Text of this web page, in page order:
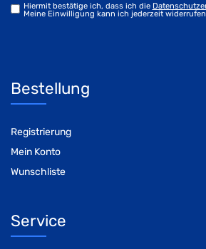
Hiermit bestätige ich, dass ich die
Meine Einwilligung kann ich jederzeit
Bestellung
Registrierung
Mein Konto
Wunschliste
Service